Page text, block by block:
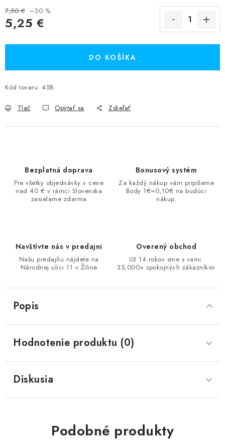
7,50 € –30 %
5,25 €
DO KOŠÍKA
Kód tovaru: 458
Tlač Opýtať sa Zdieľať
Bezplatná doprava
Pre všetky objednávky v cene
nad 40 € v rámci Slovenska
zasielame zdarma
Bonusový systém
Za každý nákup vám pripíšeme
Body 1€=0,10€ na budúci
nákup.
Navštívte nás v predajni
Našu predajňu nájdete na
Národnej ulici 11 v Žiline
Overený obchod
Už 14 rokov sme s vami.
35,000+ spokojných zákazníkov
Popis
Hodnotenie produktu (0)
Diskusia
Podobné produkty